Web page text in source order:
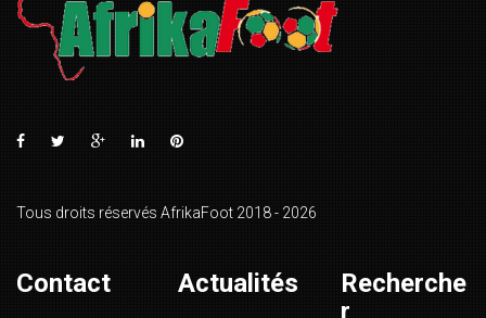
Tous droits réservés AfrikaFoot 2018 - 2026
Contact Actualités
Recherche
r